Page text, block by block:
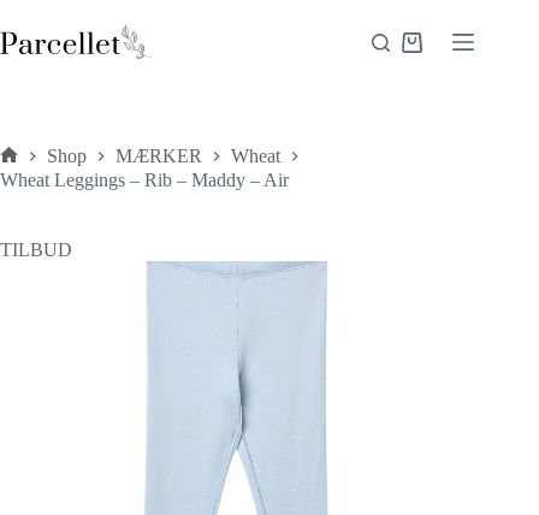
til
indhold
Indkøbskurv
Forside
Shop MÆRKER
Wheat
Wheat Leggings – Rib – Maddy – Air
TILBUD